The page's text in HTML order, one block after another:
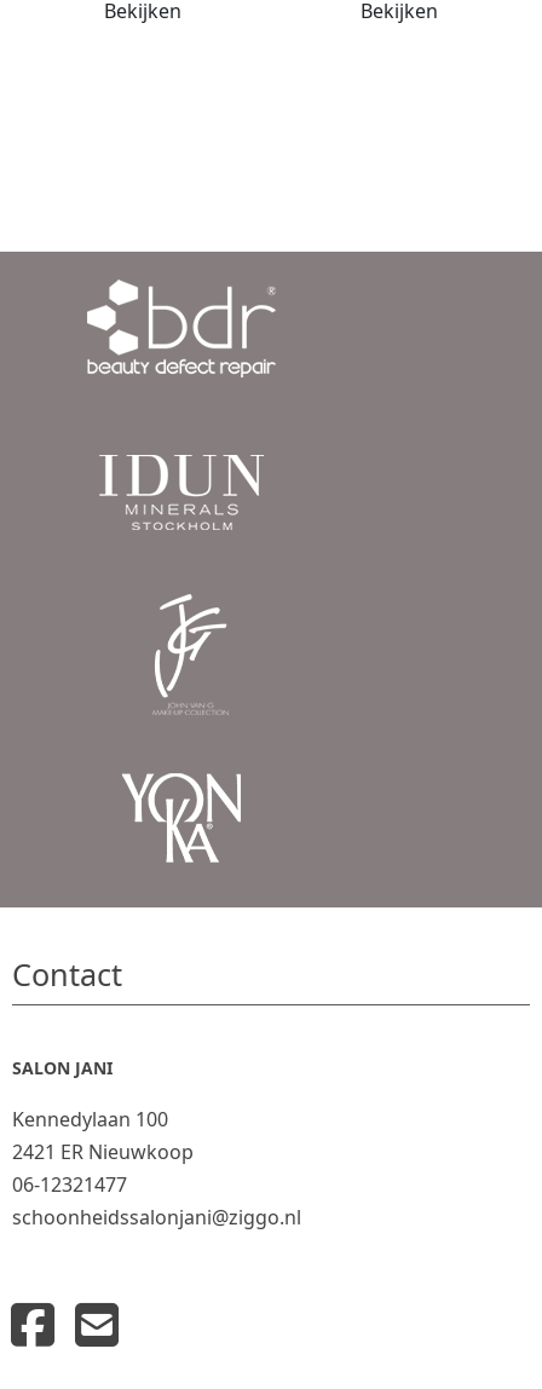
Bekijken Bekijken
Contact
SALON JANI
Kennedylaan 100
2421 ER Nieuwkoop
06-12321477
schoonheidssalonjani@ziggo.nl